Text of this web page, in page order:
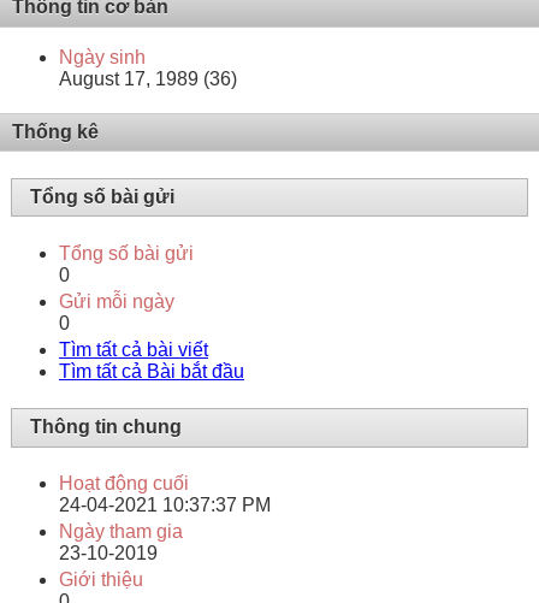
Thông tin cơ bản
Ngày sinh
August 17, 1989 (36)
Thống kê
Tổng số bài gửi
Tổng số bài gửi
0
Gửi mỗi ngày
0
Tìm tất cả bài viết
Tìm tất cả Bài bắt đầu
Thông tin chung
Hoạt động cuối
24-04-2021 10:37:37 PM
Ngày tham gia
23-10-2019
Giới thiệu